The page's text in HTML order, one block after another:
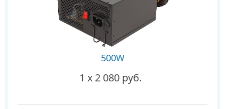
500W
1 x 2 080 руб.